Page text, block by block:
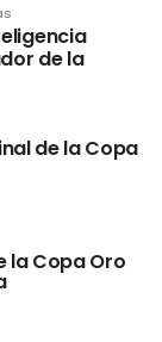
de la
de la Copa
la Copa Oro